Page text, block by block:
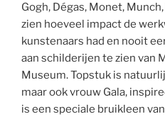
Gogh, Dégas, Monet,
zien hoeveel impact de
kunstenaars had en nooit
aan schilderijen te zien van
Museum. Topstuk is
maar ook vrouw Gala,
is een speciale bruikleen